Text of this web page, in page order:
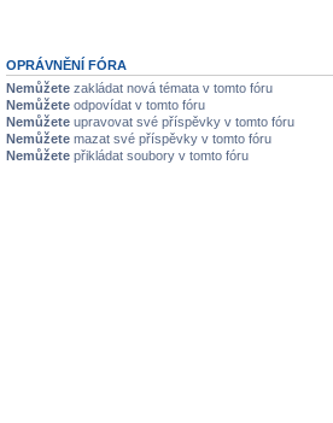
OPRÁVNĚNÍ FÓRA
Nemůžete zakládat nová témata v tomto fóru
Nemůžete odpovídat v tomto fóru
Nemůžete upravovat své příspěvky v tomto fóru
Nemůžete mazat své příspěvky v tomto fóru
Nemůžete přikládat soubory v tomto fóru